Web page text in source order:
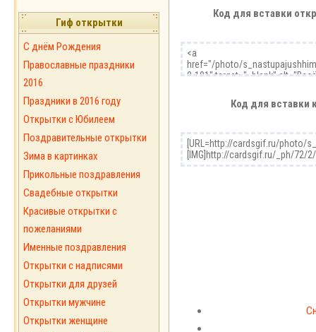
Гиф открытки
С днём Рождения
Православные праздники
2016
Праздники в 2016 году
Открытки с Юбилеем
Поздравительные открытки
Зима в картинках
Прикольные поздравления
Свадебные открытки
Красивые открытки с
пожеланиями
Именные поздравления
Открытки с надписями
Открытки для друзей
Открытки мужчине
Открытки женщине
Код для вставки
Код для вставки